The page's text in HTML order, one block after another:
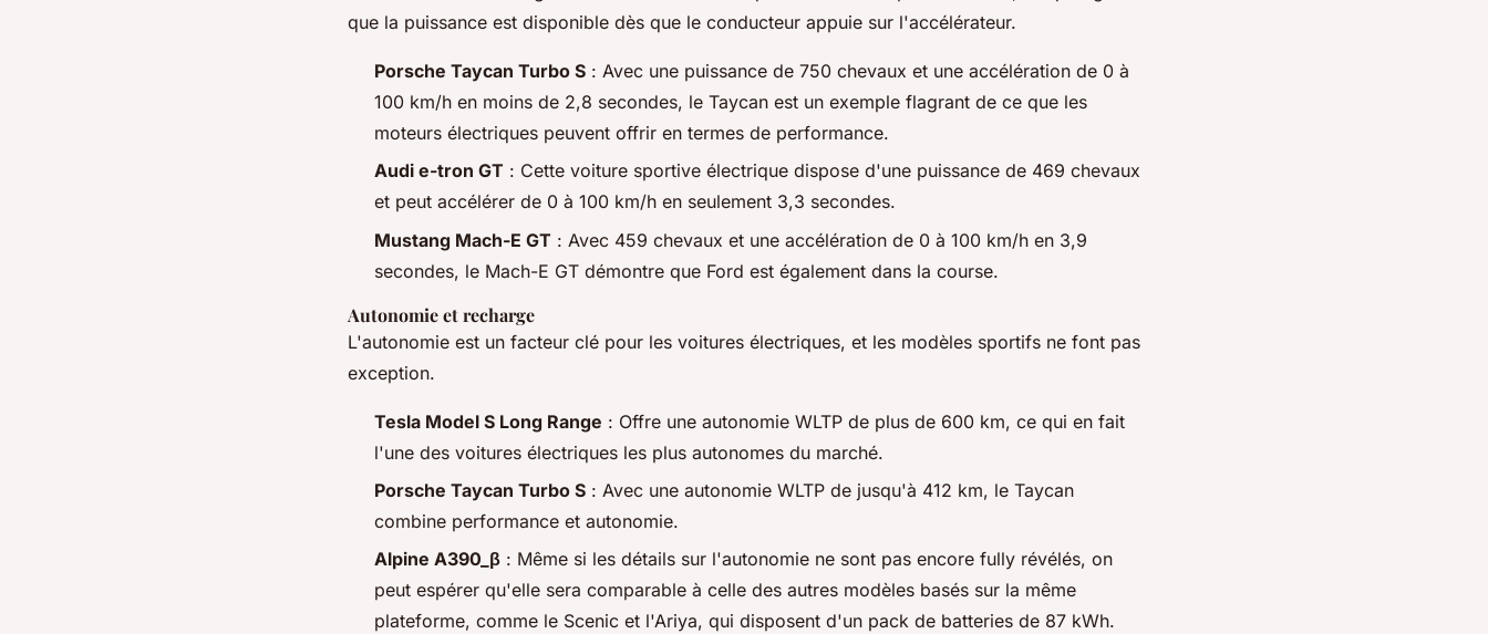
que la puissance est disponible dès que le conducteur appuie sur l'accélérateur.
Porsche Taycan Turbo S : Avec une puissance de 750 chevaux et une accélération de 0 à
100 km/h en moins de 2,8 secondes, le Taycan est un exemple flagrant de ce que les
moteurs électriques peuvent offrir en termes de performance.
Audi e-tron GT : Cette voiture sportive électrique dispose d'une puissance de 469 chevaux
et peut accélérer de 0 à 100 km/h en seulement 3,3 secondes.
Mustang Mach-E GT : Avec 459 chevaux et une accélération de 0 à 100 km/h en 3,9
secondes, le Mach-E GT démontre que Ford est également dans la course.
Autonomie et recharge
L'autonomie est un facteur clé pour les voitures électriques, et les modèles sportifs ne font pas
exception.
Tesla Model S Long Range : Offre une autonomie WLTP de plus de 600 km, ce qui en fait
l'une des voitures électriques les plus autonomes du marché.
Porsche Taycan Turbo S : Avec une autonomie WLTP de jusqu'à 412 km, le Taycan
combine performance et autonomie.
Alpine A390_β : Même si les détails sur l'autonomie ne sont pas encore fully révélés, on
peut espérer qu'elle sera comparable à celle des autres modèles basés sur la même
plateforme, comme le Scenic et l'Ariya, qui disposent d'un pack de batteries de 87 kWh.